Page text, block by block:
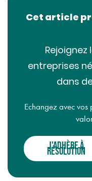
Cet article
entreprises
dans
Echangez avec
J'ADHÈRE À
RÉSOLUTION